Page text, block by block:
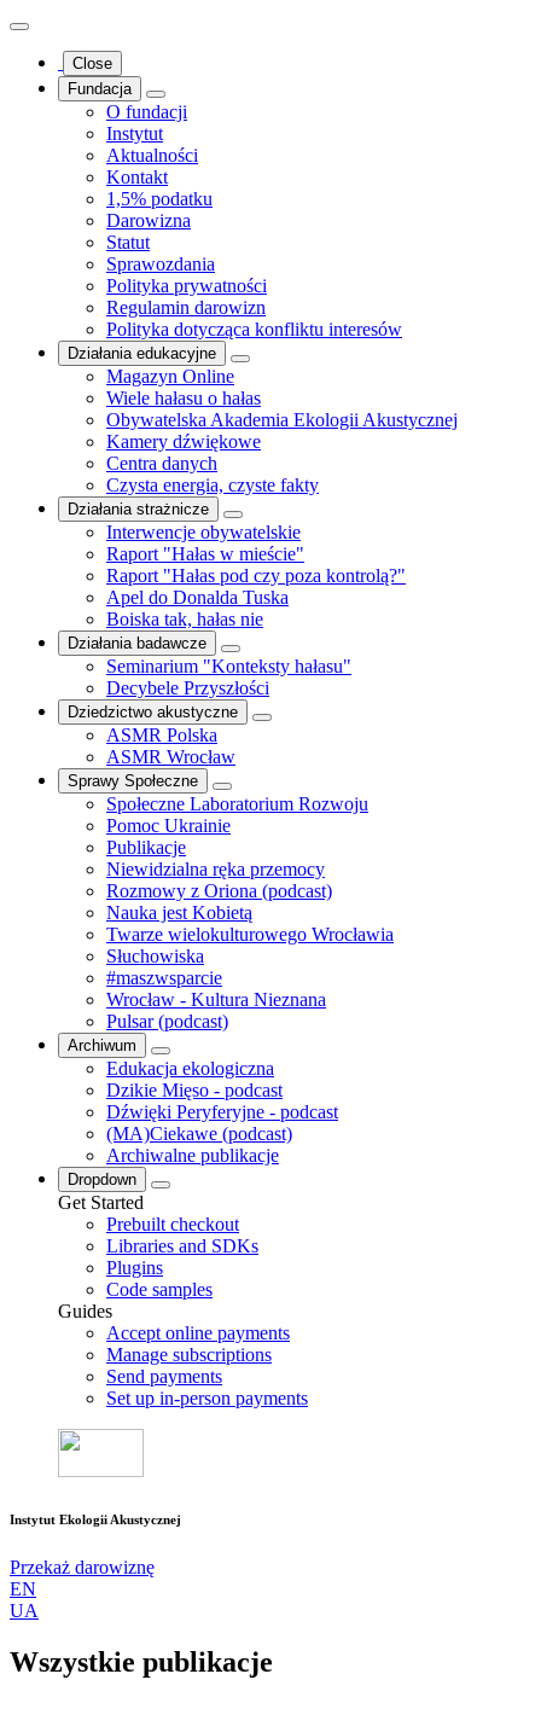
Close
Fundacja
O fundacji
Instytut
Aktualności
Kontakt
1,5% podatku
Darowizna
Statut
Sprawozdania
Polityka prywatności
Regulamin darowizn
Polityka dotycząca konfliktu interesów
Działania edukacyjne
Magazyn Online
Wiele hałasu o hałas
Obywatelska Akademia Ekologii Akustycznej
Kamery dźwiękowe
Centra danych
Czysta energia, czyste fakty
Działania strażnicze
Interwencje obywatelskie
Raport "Hałas w mieście"
Raport "Hałas pod czy poza kontrolą?"
Apel do Donalda Tuska
Boiska tak, hałas nie
Działania badawcze
Seminarium "Konteksty hałasu"
Decybele Przyszłości
Dziedzictwo akustyczne
ASMR Polska
ASMR Wrocław
Sprawy Społeczne
Społeczne Laboratorium Rozwoju
Pomoc Ukrainie
Publikacje
Niewidzialna ręka przemocy
Rozmowy z Oriona (podcast)
Nauka jest Kobietą
Twarze wielokulturowego Wrocławia
Słuchowiska
#maszwsparcie
Wrocław - Kultura Nieznana
Pulsar (podcast)
Archiwum
Edukacja ekologiczna
Dzikie Mięso - podcast
Dźwięki Peryferyjne - podcast
(MA)Ciekawe (podcast)
Archiwalne publikacje
Dropdown
Get Started
Prebuilt checkout
Libraries and SDKs
Plugins
Code samples
Guides
Accept online payments
Manage subscriptions
Send payments
Set up in-person payments
Instytut Ekologii Akustycznej
Przekaż darowiznę
EN
UA
Wszystkie publikacje